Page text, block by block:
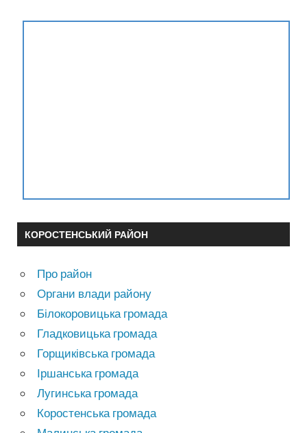
КОРОСТЕНСЬКИЙ РАЙОН
Про район
Органи влади району
Білокоровицька громада
Гладковицька громада
Горщиківська громада
Іршанська громада
Лугинська громада
Коростенська громада